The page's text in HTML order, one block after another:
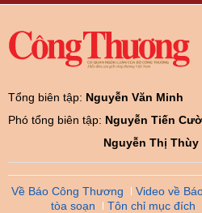
Tổng biên tập: Nguyễn Văn Minh
Phó tổng biên tập: Nguyễn Tiến
Nguyễn Thị Thùy
Về Báo Công Thương Video về
tòa soạn
Tôn chỉ mục đích